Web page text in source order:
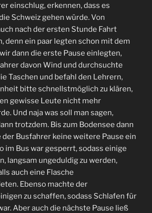
einschlug, erkennen, dass es
Schweiz gehen würde. Von
nach der ersten Stunde Fahrt
denn ein paar legten schon mit dem
dann die erste Pause einlegten,
davon Wind und durchsuchte
Taschen und befahl den Lehrern,
bitte schnellstmöglich zu klären,
gewisse Leute nicht mehr
Und naja was soll man sagen,
trotzdem. Bis zum Bodensee dann
Busfahrer keine weitere Pause ein
im Bus war gesperrt, sodass einige
langsam ungeduldig zu werden,
auch eine Flasche
Ebenso machte der
zu schaffen, sodass Schlafen für
Aber auch die nächste Pause ließ